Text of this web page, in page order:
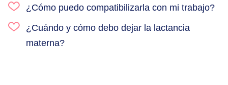
¿Cómo puedo compatibilizarla con mi trabajo?
¿Cuándo y cómo debo dejar la lactancia
materna?